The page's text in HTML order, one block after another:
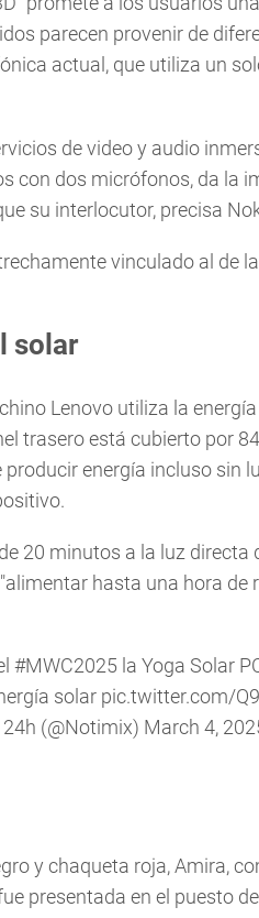
parecen provenir de
actual, que utiliza un
de video y audio
con dos micrófonos, da la
su interlocutor, precisa
vinculado al de
solar
Lenovo utiliza la
trasero está cubierto por
energía incluso sin
20 minutos a la luz directa
hasta una hora de
#MWC2025 la Yoga Solar
solar pic.twitter.com/
(@Notimix) March 4,
y chaqueta roja, Amira,
presentada en el puesto